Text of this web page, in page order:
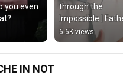
you even
through the
Impossible |
Buob
6.6K views
IN NOT